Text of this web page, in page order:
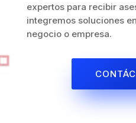
expertos para recibir
integremos soluciones
negocio o empresa.